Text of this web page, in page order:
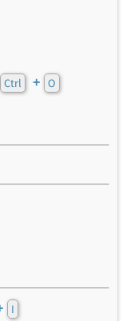
Ctrl + O
I